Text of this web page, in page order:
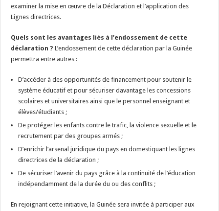
examiner la mise en œuvre de la Déclaration et l’application des
Lignes directrices.
Quels sont les avantages liés à l’endossement de cette
déclaration ? L’endossement de cette déclaration par la Guinée
permettra entre autres :
D’accéder à des opportunités de financement pour soutenir le
système éducatif et pour sécuriser davantage les concessions
scolaires et universitaires ainsi que le personnel enseignant et
élèves/étudiants ;
De protéger les enfants contre le trafic, la violence sexuelle et le
recrutement par des groupes armés ;
D’enrichir l’arsenal juridique du pays en domestiquant les lignes
directrices de la déclaration ;
De sécuriser l’avenir du pays grâce à la continuité de l’éducation
indépendamment de la durée du ou des conflits ;
En rejoignant cette initiative, la Guinée sera invitée à participer aux